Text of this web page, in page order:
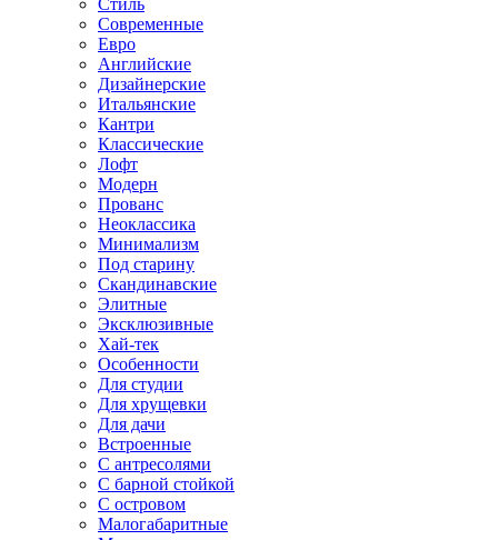
Стиль
Современные
Евро
Английские
Дизайнерские
Итальянские
Кантри
Классические
Лофт
Модерн
Прованс
Неоклассика
Минимализм
Под старину
Скандинавские
Элитные
Эксклюзивные
Хай-тек
Особенности
Для студии
Для хрущевки
Для дачи
Встроенные
С антресолями
С барной стойкой
С островом
Малогабаритные